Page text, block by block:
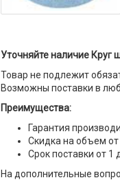
Уточняйте наличие
Товар не подлежит
Возможны поставки в
Преимущества:
Гарантия
Скидка на объем от
Срок поставки от 1
На дополнительные